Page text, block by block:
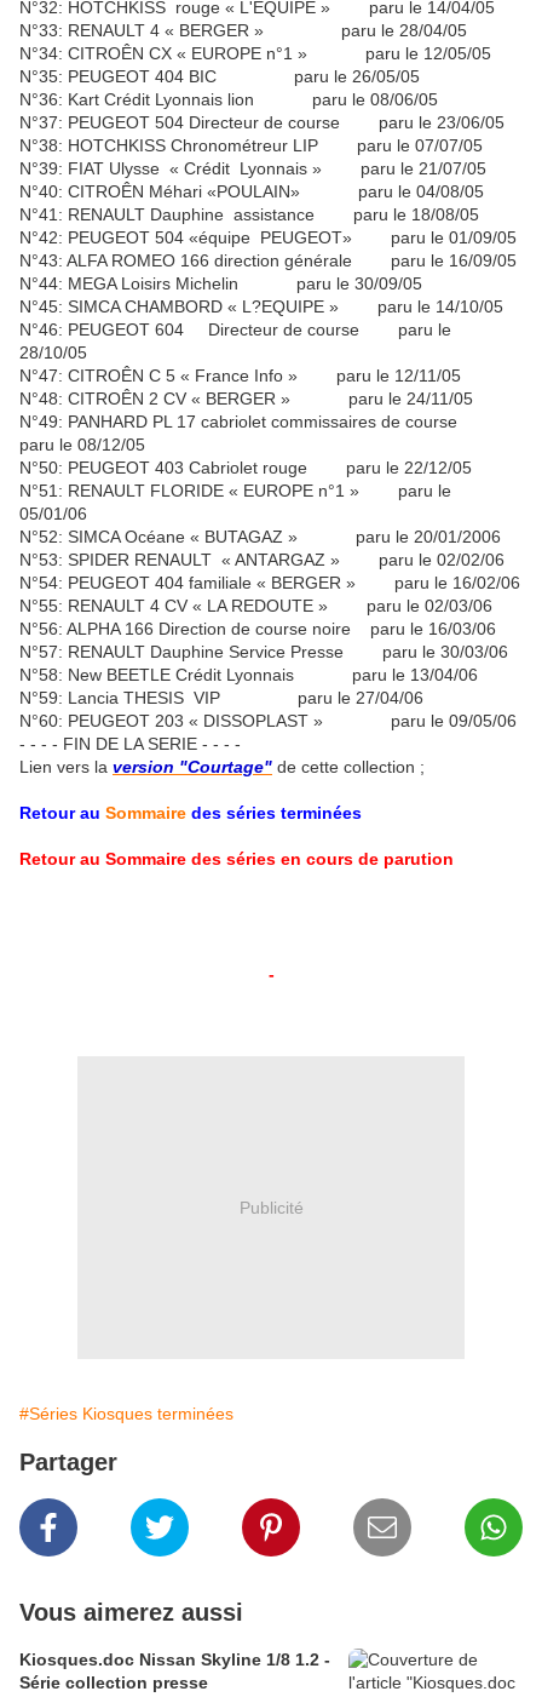
N°32: HOTCHKISS rouge « L'ÉQUIPE » paru le 14/04/05
N°33: RENAULT 4 « BERGER » paru le 28/04/05
N°34: CITROÊN CX « EUROPE n°1 » paru le 12/05/05
N°35: PEUGEOT 404 BIC paru le 26/05/05
N°36: Kart Crédit Lyonnais lion paru le 08/06/05
N°37: PEUGEOT 504 Directeur de course paru le 23/06/05
N°38: HOTCHKISS Chronométreur LIP paru le 07/07/05
N°39: FIAT Ulysse « Crédit Lyonnais » paru le 21/07/05
N°40: CITROÊN Méhari «POULAIN» paru le 04/08/05
N°41: RENAULT Dauphine assistance paru le 18/08/05
N°42: PEUGEOT 504 «équipe PEUGEOT» paru le 01/09/05
N°43: ALFA ROMEO 166 direction générale paru le 16/09/05
N°44: MEGA Loisirs Michelin paru le 30/09/05
N°45: SIMCA CHAMBORD « L?EQUIPE » paru le 14/10/05
N°46: PEUGEOT 604 Directeur de course paru le
28/10/05
N°47: CITROÊN C 5 « France Info » paru le 12/11/05
N°48: CITROÊN 2 CV « BERGER » paru le 24/11/05
N°49: PANHARD PL 17 cabriolet commissaires de course
paru le 08/12/05
N°50: PEUGEOT 403 Cabriolet rouge paru le 22/12/05
N°51: RENAULT FLORIDE « EUROPE n°1 » paru le
05/01/06
N°52: SIMCA Océane « BUTAGAZ » paru le 20/01/2006
N°53: SPIDER RENAULT « ANTARGAZ » paru le 02/02/06
N°54: PEUGEOT 404 familiale « BERGER » paru le 16/02/06
N°55: RENAULT 4 CV « LA REDOUTE » paru le 02/03/06
N°56: ALPHA 166 Direction de course noire paru le 16/03/06
N°57: RENAULT Dauphine Service Presse paru le 30/03/06
N°58: New BEETLE Crédit Lyonnais paru le 13/04/06
N°59: Lancia THESIS VIP paru le 27/04/06
N°60: PEUGEOT 203 « DISSOPLAST » paru le 09/05/06
- - - - FIN DE LA SERIE - - - -
Lien vers la version "Courtage" de cette collection ;
Retour au Sommaire des séries terminées
Retour au Sommaire des séries en cours de parution
-
Publicité
#Séries Kiosques terminées
Partager
Vous aimerez aussi
Kiosques.doc Nissan Skyline 1/8 1.2 -
Série collection presse